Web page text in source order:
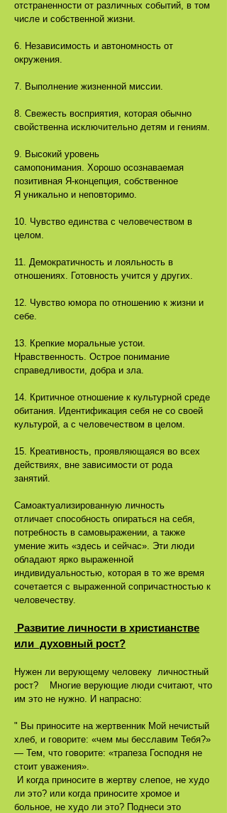
отстраненности от различных событий, в том
числе и собственной жизни.
6. Независимость и автономность от
окружения.
7. Выполнение жизненной миссии.
8. Свежесть восприятия, которая обычно
свойственна исключительно детям и гениям.
9. Высокий уровень
самопонимания. Хорошо осознаваемая
позитивная Я-концепция, собственное
Я уникально и неповторимо.
10. Чувство единства с человечеством в
целом.
11. Демократичность и лояльность в
отношениях. Готовность учится у других.
12. Чувство юмора по отношению к жизни и
себе.
13. Крепкие моральные устои.
Нравственность. Острое понимание
справедливости, добра и зла.
14. Критичное отношение к культурной среде
обитания. Идентификация себя не со своей
культурой, а с человечеством в целом.
15. Креативность, проявляющаяся во всех
действиях, вне зависимости от рода
занятий.
Самоактуализированную личность
отличает способность опираться на себя,
потребность в самовыражении, а также
умение жить «здесь и сейчас». Эти люди
обладают ярко выраженной
индивидуальностью, которая в то же время
сочетается с выраженной сопричастностью к
человечеству.
Развитие личности в христианстве
или духовный рост?
Нужен ли верующему человеку личностный
рост? Многие верующие люди считают, что
им это не нужно. И напрасно:
" Вы приносите на жертвенник Мой нечистый
хлеб, и говорите: «чем мы бесславим Тебя?»
— Тем, что говорите: «трапеза Господня не
стоит уважения».
И когда приносите в жертву слепое, не худо
ли это? или когда приносите хромое и
больное, не худо ли это? Поднеси это